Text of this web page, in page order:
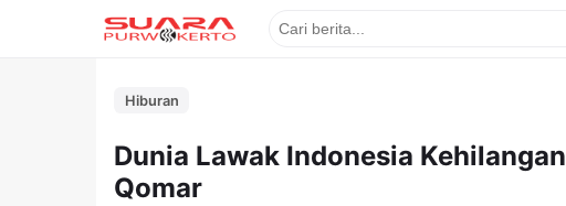
Hiburan
Dunia Lawak Indonesia Kehilangan
Qomar